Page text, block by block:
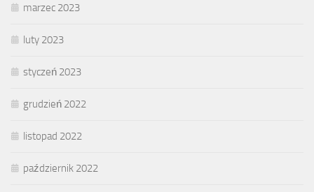
marzec 2023
luty 2023
styczeń 2023
grudzień 2022
listopad 2022
październik 2022